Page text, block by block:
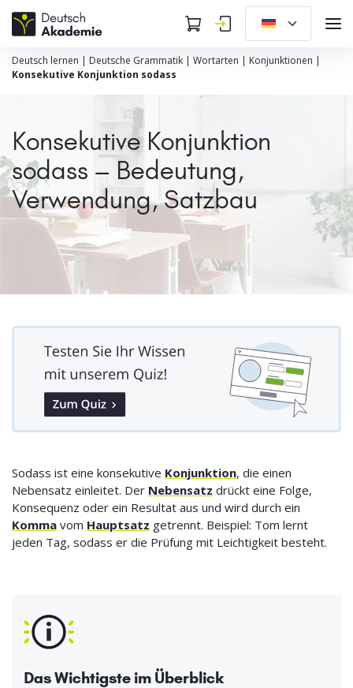
Deutsch lernen | Deutsche Grammatik | Wortarten | Konjunktionen |
Konsekutive Konjunktion sodass
Konsekutive Konjunktion
sodass – Bedeutung,
Verwendung, Satzbau
Sodass ist eine konsekutive Konjunktion, die einen
Nebensatz einleitet. Der Nebensatz drückt eine Folge,
Konsequenz oder ein Resultat aus und wird durch ein
Komma vom Hauptsatz getrennt. Beispiel: Tom lernt
jeden Tag, sodass er die Prüfung mit Leichtigkeit besteht.
Das Wichtigste im Überblick